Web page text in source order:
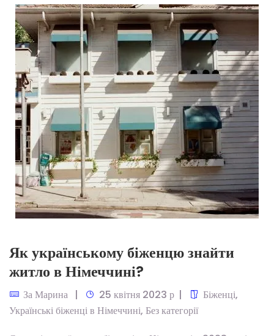
Як українському біженцю знайти
житло в Німеччині?
ЗаМарина 25 квітня 2023 р Біженці,
Українські біженці в Німеччині, Без категорії